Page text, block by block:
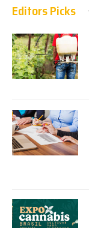
Editors Picks